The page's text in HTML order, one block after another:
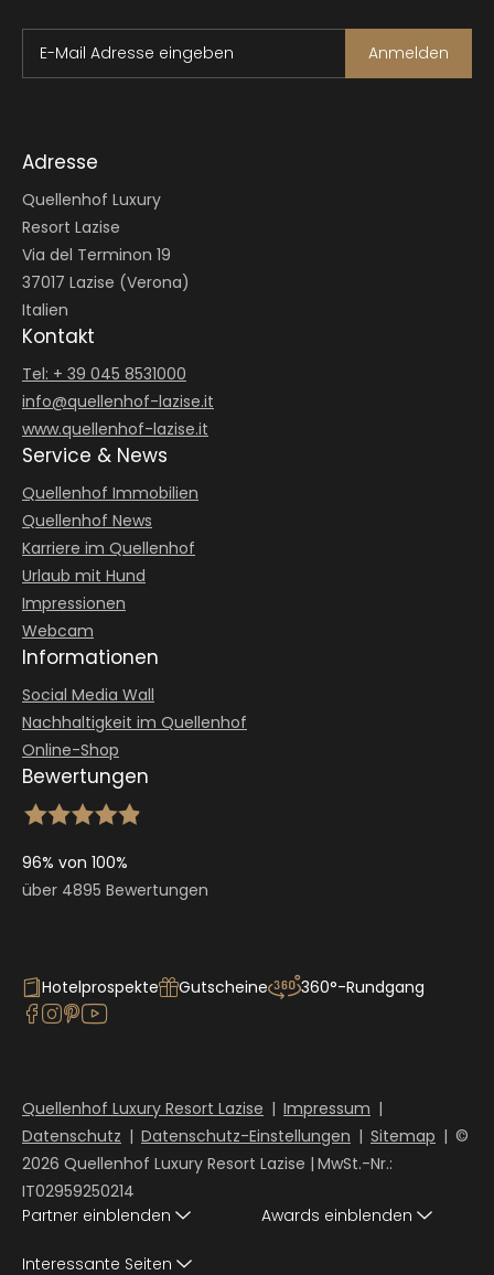
E-Mail Adresse eingeben Anmelden
Adresse
Quellenhof Luxury
Resort Lazise
Via del Terminon 19
37017 Lazise (Verona)
Italien
Kontakt
Tel: + 39 045 8531000
info@quellenhof-lazise.it
www.quellenhof-lazise.it
Service & News
Quellenhof Immobilien
Quellenhof News
Karriere im Quellenhof
Urlaub mit Hund
Impressionen
Webcam
Informationen
Social Media Wall
Nachhaltigkeit im Quellenhof
Online-Shop
Bewertungen
96% von 100%
über 4895 Bewertungen
Hotelprospekte Gutscheine 360°-Rundgang
Quellenhof Luxury Resort Lazise | Impressum |
Datenschutz | Datenschutz-Einstellungen | Sitemap | ©
2026 Quellenhof Luxury Resort Lazise | MwSt.-Nr.:
IT02959250214
Partner einblenden
Awards einblenden
Interessante Seiten